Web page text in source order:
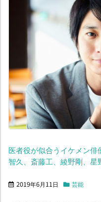
医者役が似合うイケメン
智久、斎藤工、綾野剛、星
2019年6月11日 芸能